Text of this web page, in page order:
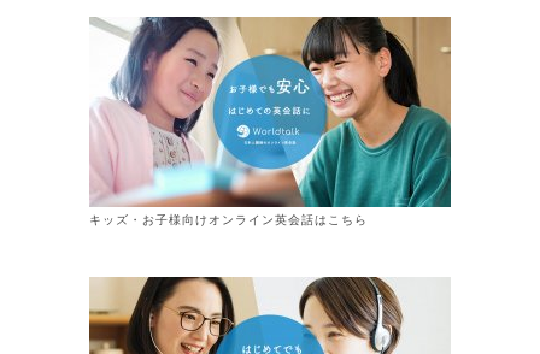
キッズ・お子様向けオンライン英会話はこちら